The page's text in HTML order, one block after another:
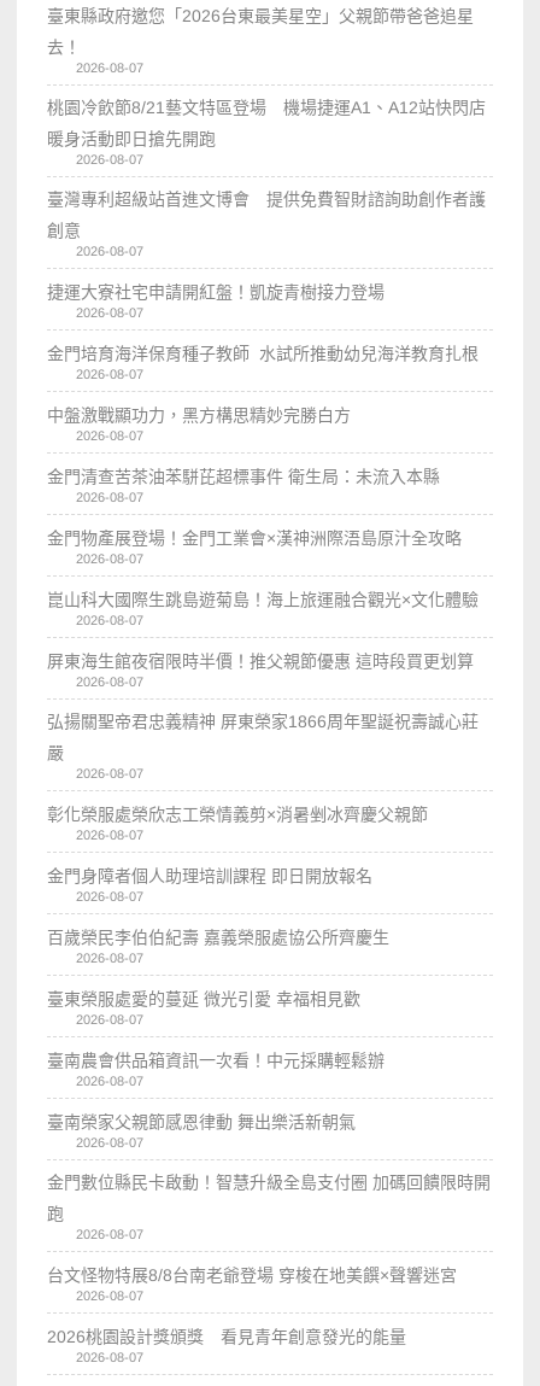
臺東縣政府邀您「2026台東最美星空」父親節帶爸爸追星
去！
2026-08-07
桃園冷飲節8/21藝文特區登場 機場捷運A1、A12站快閃店
暖身活動即日搶先開跑
2026-08-07
臺灣專利超級站首進文博會 提供免費智財諮詢助創作者護
創意
2026-08-07
捷運大寮社宅申請開紅盤！凱旋青樹接力登場
2026-08-07
金門培育海洋保育種子教師 水試所推動幼兒海洋教育扎根
2026-08-07
中盤激戰顯功力，黑方構思精妙完勝白方
2026-08-07
金門清查苦茶油苯駢芘超標事件 衛生局：未流入本縣
2026-08-07
金門物產展登場！金門工業會×漢神洲際浯島原汁全攻略
2026-08-07
崑山科大國際生跳島遊菊島！海上旅運融合觀光×文化體驗
2026-08-07
屏東海生館夜宿限時半價！推父親節優惠 這時段買更划算
2026-08-07
弘揚關聖帝君忠義精神 屏東榮家1866周年聖誕祝壽誠心莊
嚴
2026-08-07
彰化榮服處榮欣志工榮情義剪×消暑剉冰齊慶父親節
2026-08-07
金門身障者個人助理培訓課程 即日開放報名
2026-08-07
百歲榮民李伯伯紀壽 嘉義榮服處協公所齊慶生
2026-08-07
臺東榮服處愛的蔓延 微光引愛 幸福相見歡
2026-08-07
臺南農會供品箱資訊一次看！中元採購輕鬆辦
2026-08-07
臺南榮家父親節感恩律動 舞出樂活新朝氣
2026-08-07
金門數位縣民卡啟動！智慧升級全島支付圈 加碼回饋限時開
跑
2026-08-07
台文怪物特展8/8台南老爺登場 穿梭在地美饌×聲響迷宮
2026-08-07
2026桃園設計獎頒獎 看見青年創意發光的能量
2026-08-07